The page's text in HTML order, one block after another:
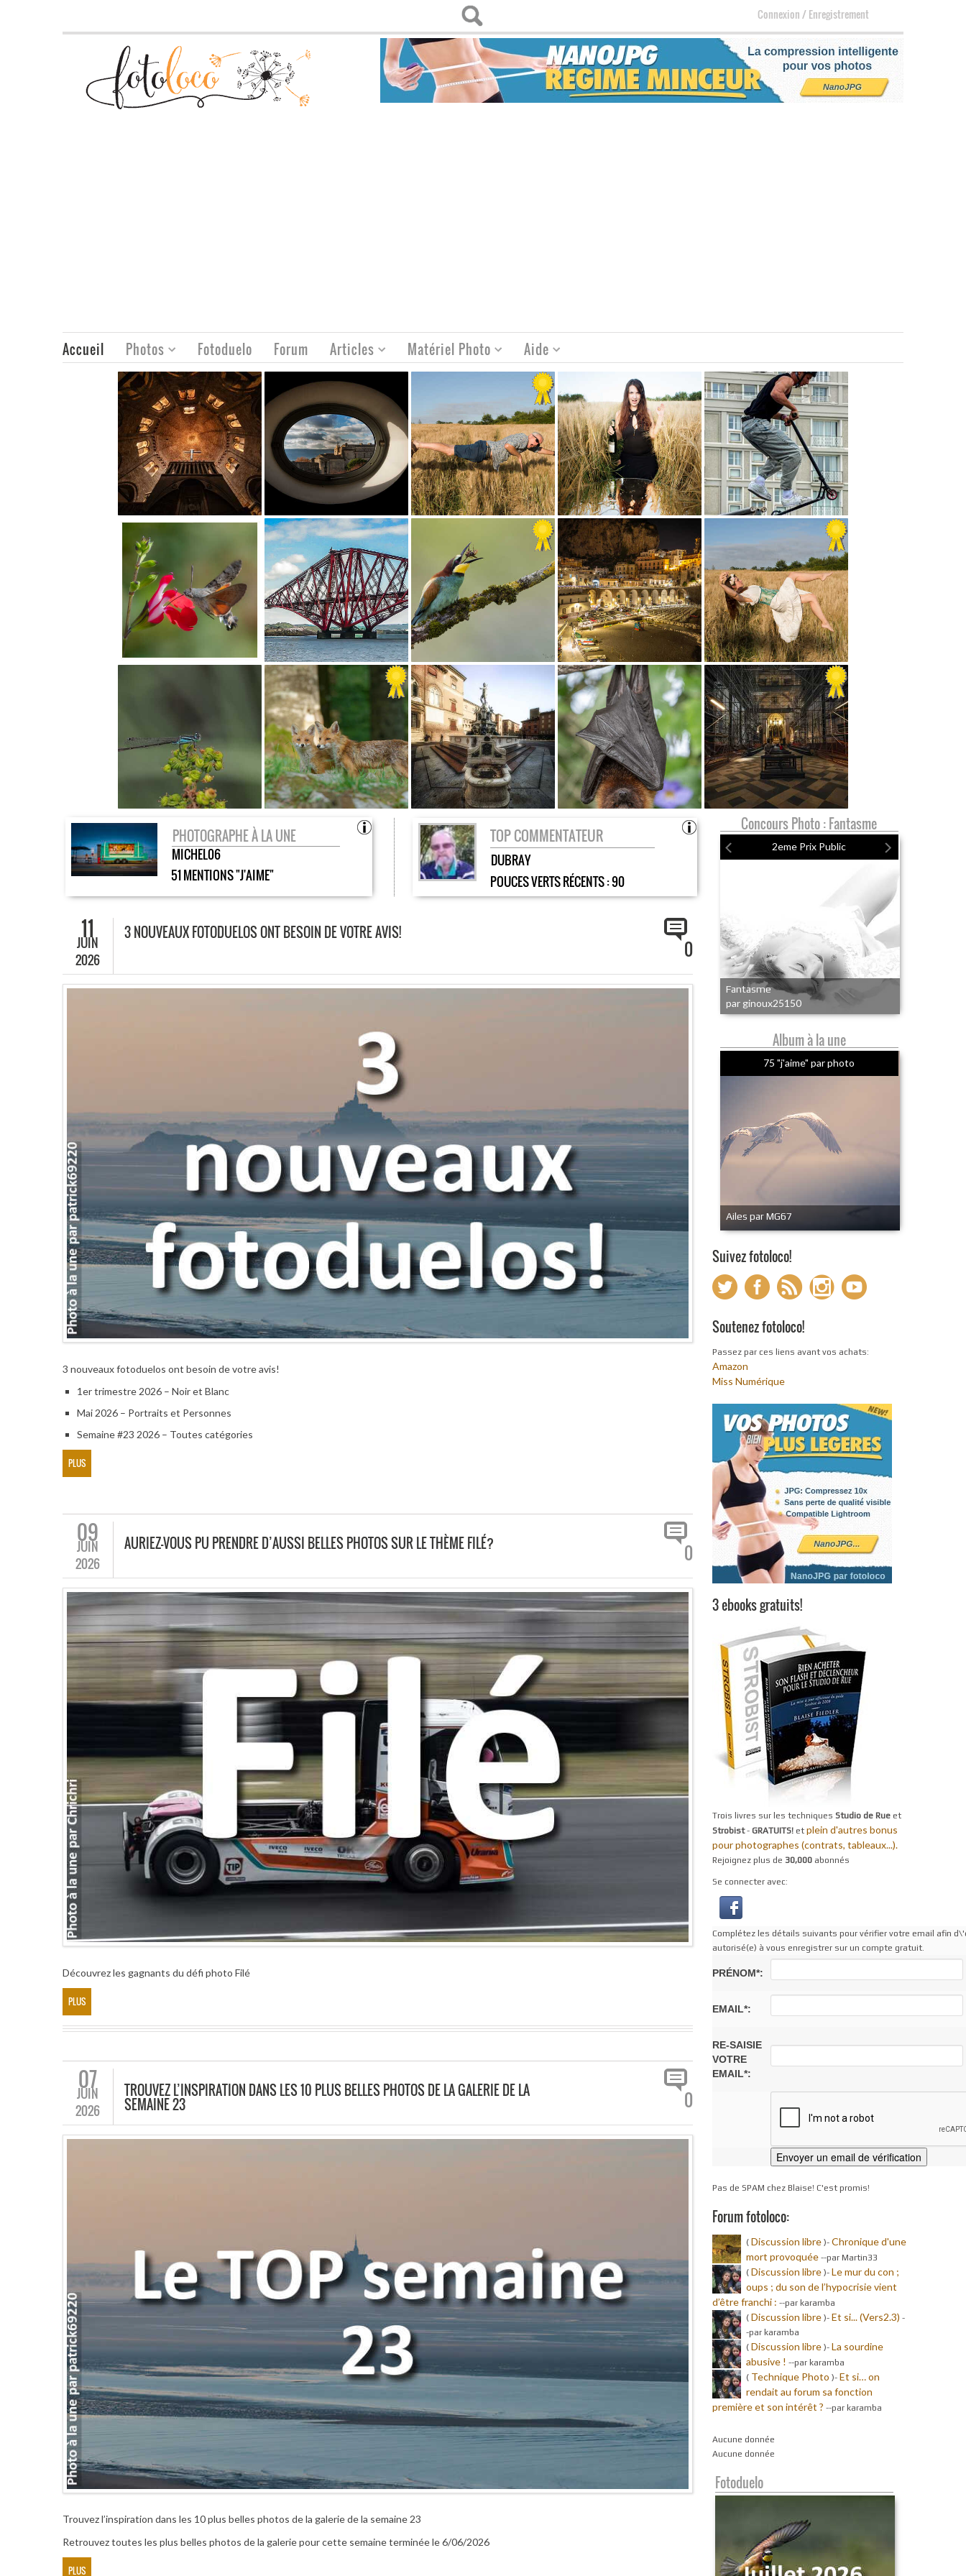
Connexion/Enregistrement
Accueil Photos Fotoduelo Forum Articles Matériel Photo Aide
PHOTOGRAPHE À LA UNE
MICHEL06
51 MENTIONS "J'AIME"
TOP COMMENTATEUR
DUBRAY
POUCES VERTS RÉCENTS :90
11
JUIN
2026
3 NOUVEAUX FOTODUELOS ONT BESOIN DE VOTRE AVIS!
0
3 nouveaux fotoduelos ont besoin de votre avis!
1er trimestre 2026 – Noir et Blanc
Mai 2026 – Portraits et Personnes
Semaine #23 2026 – Toutes catégories
PLUS
09
JUIN
2026
AURIEZ-VOUS PU PRENDRE D’AUSSI BELLES PHOTOS SUR LE THÈME FILÉ? 0
Découvrez les gagnants du défi photo Filé
PLUS
07
JUIN
2026
TROUVEZ L’INSPIRATION DANS LES 10 PLUS BELLES PHOTOS DE LA GALERIE DE LA
SEMAINE 23 0
Trouvez l’inspiration dans les 10 plus belles photos de la galerie de la semaine 23
Retrouvez toutes les plus belles photos de la galerie pour cette semaine terminée le 6/06/2026
PLUS
Concours Photo : Fantasme
2eme Prix Public
Fantasme
par ginoux25150
Album à la une
75 "j'aime" par photo
Ailes par MG67
Suivez fotoloco!
Soutenez fotoloco!
Passez par ces liens avant vos achats:
Amazon
Miss Numérique
3 ebooks gratuits!
Trois livres sur les techniques Studio de Rueet
Strobist- GRATUITS! et plein d'autres bonus
pour photographes (contrats, tableaux...).
Rejoignez plus de 30,000abonnés
Se connecter avec:
Complétez les détails suivants pour vérifier votre email afin
autorisé(e) à vous enregistrer sur un compte gratuit.
PRÉNOM*:
EMAIL*:
RE-SAISIE
VOTRE
EMAIL*:
Pas de SPAM chez Blaise! C'est promis!
Forum fotoloco:
( Discussion libre)- Chronique d'une
mort provoquée--par Martin33
( Discussion libre)- Le mur du con ;
oups ; du son de l’hypocrisie vient
d’être franchi : --par karamba
( Discussion libre)- Et si... (Vers2.3) -
-par karamba
( Discussion libre)- La sourdine
abusive ! --par karamba
( Technique Photo )- Et si… on
rendait au forum sa fonction
première et son intérêt ? --par karamba
Aucune donnée
Aucune donnée
Fotoduelo